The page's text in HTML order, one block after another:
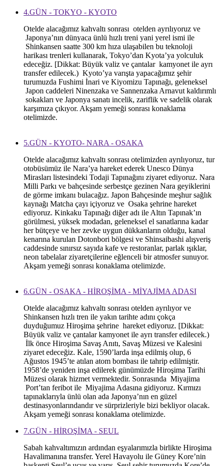
4.GÜN - TOKYO - KYOTO
Otelde alacağımız kahvaltı sonrası otelden ayrılıyoruz ve
Japonya’nın dünyaca ünlü hızlı treni yani yerel ismi ile
Shinkansen saatte 300 km hıza ulaşabilen bu teknoloji
harikası trenleri kullanarak, Tokyo’dan Kyota’ya yolculuk
edeceğiz. [Dikkat: Büyük valiz ve çantalar kamyonet ile ayrı
transfer edilecek.) Kyoto’ya varışta yapacağımız şehir
turumuzda Fushimi İnari ve Kiyomizu Tapınağı, geleneksel
Japon caddeleri Ninenzaka ve Sannenzaka Arnavut kaldırımlı
sokakları ve Japonya sanatı incelik, zariflik ve sadelik olarak
karşımıza çıkıyor. Akşam yemeği sonrası konaklama
otelimizde.
5.GÜN - KYOTO- NARA - OSAKA
Otelde alacağımız kahvaltı sonrası otelimizden ayrılıyoruz, tur
otobüsümüz ile Nara’ya hareket ederek Unesco Dünya
Mirasları listesindeki Todaji Tapınağını ziyaret ediyoruz. Nara
Milli Parkı ve bahçesinde serbestçe gezinen Nara geyiklerini
de görme imkanı bulacağız. Japon Bahçesinde meşhur sağlık
kaynağı Matcha çayı içiyoruz ve Osaka şehrine hareket
ediyoruz. Kinkaku Tapınağı diğer adı ile Altın Tapınak’ın
görülmesi, yüksek modadan, geleneksel el sanatlarına kadar
her bütçeye ve her zevke uygun dükkanların olduğu, kanal
kenarına kurulan Dotonbori bölgesi ve Shinsaibashi alışveriş
caddesinde sınırsız sayıda kafe ve restoranlar, parlak ışıklar,
neon tabelalar ziyaretçilerine eğlenceli bir atmosfer sunuyor.
Akşam yemeği sonrası konaklama otelimizde.
6.GÜN - OSAKA - HİROŞİMA - MİYAJİMA ADASI
Otelde alacağımız kahvaltı sonrası otelden ayrılıyor ve
Shinkansen hızlı tren ile yakın tarihte adını çokça
duyduğumuz Hiroşima şehrine hareket ediyoruz. [Dikkat:
Büyük valiz ve çantalar kamyonet ile ayrı transfer edilecek.)
İlk önce Hiroşima Savaş Anıtı, Savaş Müzesi ve Kalesini
ziyaret edeceğiz. Kale, 1590’larda inşa edilmiş olup, 6
Ağustos 1945’te atılan atom bombası ile tahrip edilmiştir.
1958’de yeniden inşa edilerek günümüzde Hiroşima Tarihi
Müzesi olarak hizmet vermektedir. Sonrasında Miyajima
Port’tan feribot ile Miyajima Adasına gidiyoruz. Kırmızı
tapınaklarıyla ünlü olan ada Japonya’nın en güzel
destinasyonlarındandır ve sürprizleriyle bizi bekliyor olacak.
Akşam yemeği sonrası konaklama otelimizde.
7.GÜN - HİROŞİMA - SEUL
Sabah kahvaltımızın ardından eşyalarımızla birlikte Hiroşima
Havalimanına transfer. Yerel Havayolu ile Güney Kore’nin